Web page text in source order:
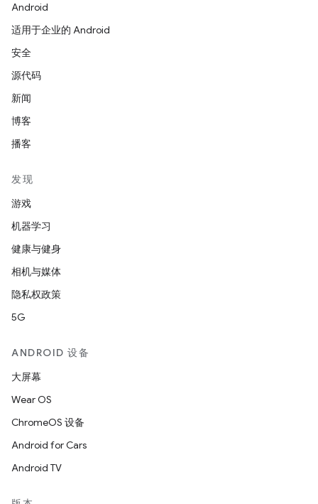
Android
适用于企业的 Android
安全
源代码
新闻
博客
播客
发现
游戏
机器学习
健康与健身
相机与媒体
隐私权政策
5G
ANDROID 设备
大屏幕
Wear OS
ChromeOS 设备
Android for Cars
Android TV